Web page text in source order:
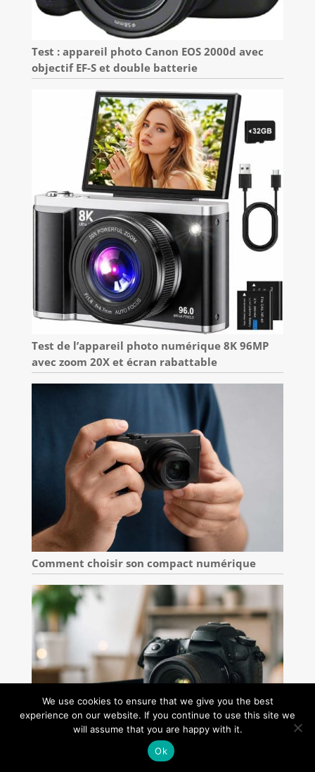
Test : appareil photo Canon EOS 2000d avec
objectif EF-S et double batterie
Test de l’appareil photo numérique 8K 96MP
avec zoom 20X et écran rabattable
Comment choisir son compact numérique
Vidéo sur reflex : avantages et inconvénients
We use cookies to ensure that we give you the best
experience on our website. If you continue to use this site we
will assume that you are happy with it.
Ok